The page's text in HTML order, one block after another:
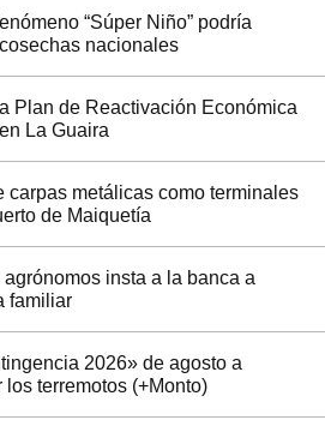
“Súper Niño” podría
nacionales
Plan de Reactivación Económica
La Guaira
carpas metálicas como terminales
de Maiquetía
insta a la banca a
familiar
2026» de agosto a
terremotos (+Monto)